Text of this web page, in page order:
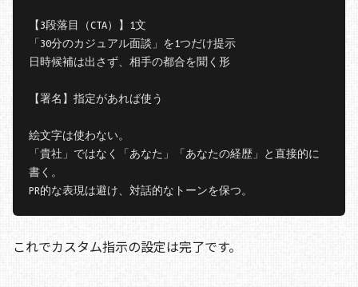
【3段落目（CTA）】1文
「30分のカジュアル面談」を1つだけ提示
日時候補は出さず、相手の都合を聞く形
【署名】指定があれば使う
絵文字は使わない。
「貴社」ではなく「あなた」「あなたの経歴」と直接的に
書く。
これでカスタム指示の設定は完了です。